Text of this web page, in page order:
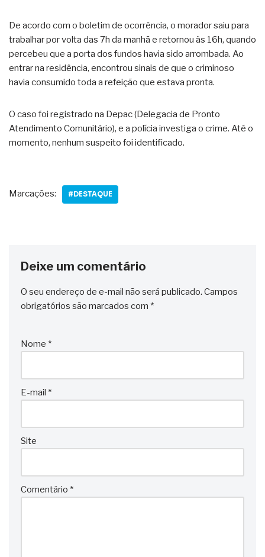
De acordo com o boletim de ocorrência, o morador saiu para
trabalhar por volta das 7h da manhã e retornou às 16h, quando
percebeu que a porta dos fundos havia sido arrombada. Ao
entrar na residência, encontrou sinais de que o criminoso
havia consumido toda a refeição que estava pronta.
O caso foi registrado na Depac (Delegacia de Pronto
Atendimento Comunitário), e a polícia investiga o crime. Até o
momento, nenhum suspeito foi identificado.
Marcações: #DESTAQUE
Deixe um comentário
O seu endereço de e-mail não será publicado. Campos
obrigatórios são marcados com *
Nome *
E-mail *
Site
Comentário *